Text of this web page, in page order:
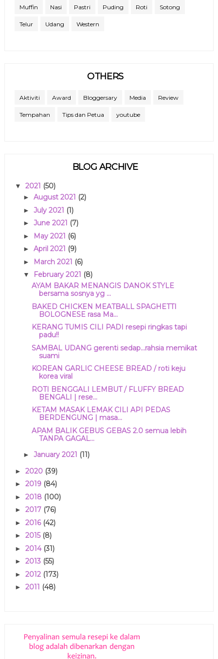
Muffin Nasi Pastri Puding Roti Sotong
Telur Udang Western
OTHERS
Aktiviti Award Bloggersary Media Review
Tempahan Tips dan Petua youtube
BLOG ARCHIVE
▼ 2021 (50)
► August 2021 (2)
► July 2021 (1)
► June 2021 (7)
► May 2021 (6)
► April 2021 (9)
► March 2021 (6)
▼ February 2021 (8)
AYAM BAKAR MENANGIS DANOK STYLE
bersama sosnya yg ...
BAKED CHICKEN MEATBALL SPAGHETTI
BOLOGNESE rasa Ma...
KERANG TUMIS CILI PADI resepi ringkas tapi
padu!!
SAMBAL UDANG gerenti sedap...rahsia memikat
suami
KOREAN GARLIC CHEESE BREAD / roti keju
korea viral
ROTI BENGGALI LEMBUT / FLUFFY BREAD
BENGALI | rese...
KETAM MASAK LEMAK CILI API PEDAS
BERDENGUNG | masa...
APAM BALIK GEBUS GEBAS 2.0 semua lebih
TANPA GAGAL...
► January 2021 (11)
► 2020 (39)
► 2019 (84)
► 2018 (100)
► 2017 (76)
► 2016 (42)
► 2015 (8)
► 2014 (31)
► 2013 (55)
► 2012 (173)
► 2011 (48)